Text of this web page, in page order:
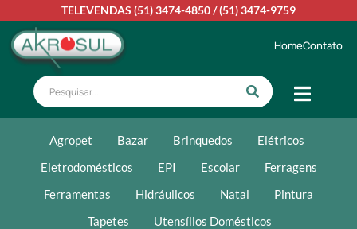
TELEVENDAS (51) 3474-4850/(51) 3474-9759
HomeContato
Agropet Bazar Brinquedos
Elétricos
Eletrodomésticos
EPI Escolar
Ferragens
Ferramentas
Hidráulicos Natal
Pintura
Tapetes
Utensílios Domésticos